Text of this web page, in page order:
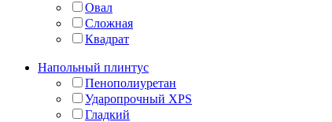
Овал
Сложная
Квадрат
Напольный плинтус
Пенополиуретан
Ударопрочный XPS
Гладкий